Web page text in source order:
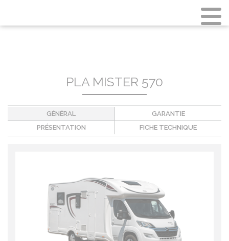
PLA MISTER 570
GÉNÉRAL
GARANTIE
PRÉSENTATION
FICHE TECHNIQUE